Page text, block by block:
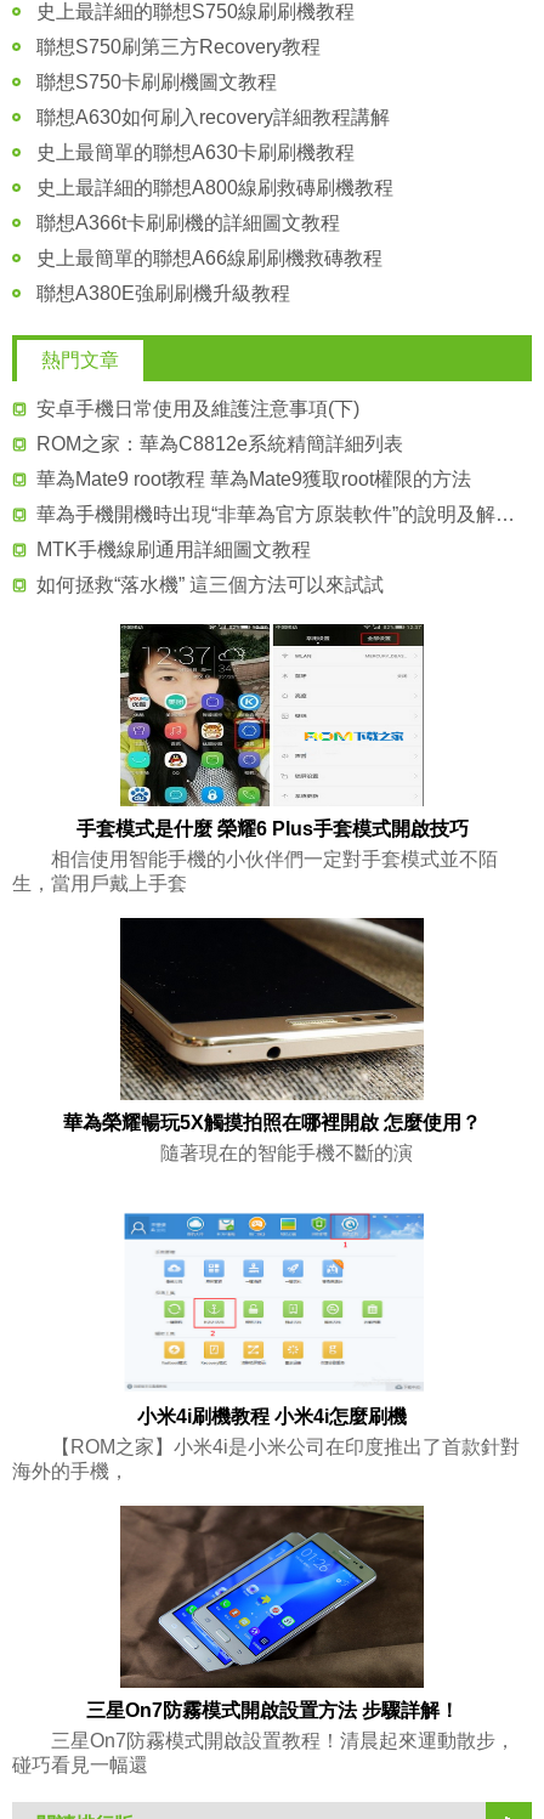
史上最詳細的聯想S750線刷刷機教程
聯想S750刷第三方Recovery教程
聯想S750卡刷刷機圖文教程
聯想A630如何刷入recovery詳細教程講解
史上最簡單的聯想A630卡刷刷機教程
史上最詳細的聯想A800線刷救磚刷機教程
聯想A366t卡刷刷機的詳細圖文教程
史上最簡單的聯想A66線刷刷機救磚教程
聯想A380E強刷刷機升級教程
熱門文章
安卓手機日常使用及維護注意事項(下)
ROM之家：華為C8812e系統精簡詳細列表
華為Mate9 root教程 華為Mate9獲取root權限的方法
華為手機開機時出現“非華為官方原裝軟件”的說明及解決辦法
MTK手機線刷通用詳細圖文教程
如何拯救“落水機” 這三個方法可以來試試
手套模式是什麼 榮耀6 Plus手套模式開啟技巧
相信使用智能手機的小伙伴們一定對手套模式並不陌
生，當用戶戴上手套
華為榮耀暢玩5X觸摸拍照在哪裡開啟 怎麼使用？
隨著現在的智能手機不斷的演
小米4i刷機教程 小米4i怎麼刷機
【ROM之家】小米4i是小米公司在印度推出了首款針對
海外的手機，
三星On7防霧模式開啟設置方法 步驟詳解！
三星On7防霧模式開啟設置教程！清晨起來運動散步，
碰巧看見一幅還